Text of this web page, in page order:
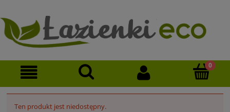
Ten produkt jest niedostępny.